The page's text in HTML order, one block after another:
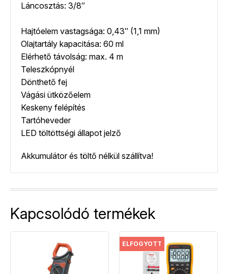
Láncosztás: 3/8″
Hajtóelem vastagsága: 0,43″ (1,1 mm)
Olajtartály kapacitása: 60 ml
Elérhető távolság: max. 4 m
Teleszkópnyél
Dönthető fej
Vágási ütközőelem
Keskeny felépítés
Tartóheveder
LED töltöttségi állapot jelző
Akkumulátor és töltő nélkül szállítva!
Kapcsolódó termékek
ELFOGYOTT